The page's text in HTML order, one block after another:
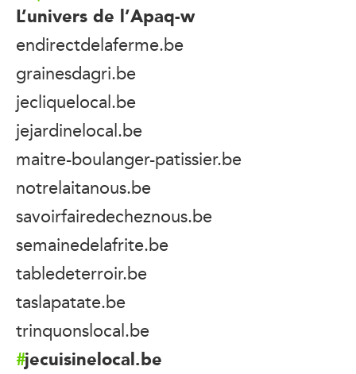
L’univers de l’Apaq-w
endirectdelaferme.be
grainesdagri.be
jecliquelocal.be
jejardinelocal.be
maitre-boulanger-patissier.be
notrelaitanous.be
savoirfairedecheznous.be
semainedelafrite.be
tabledeterroir.be
taslapatate.be
trinquonslocal.be
jecuisinelocal.be